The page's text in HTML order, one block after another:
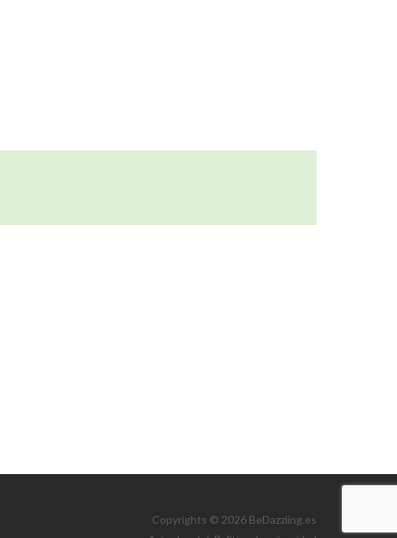
Copyrights © 2026 BeDazzling.es